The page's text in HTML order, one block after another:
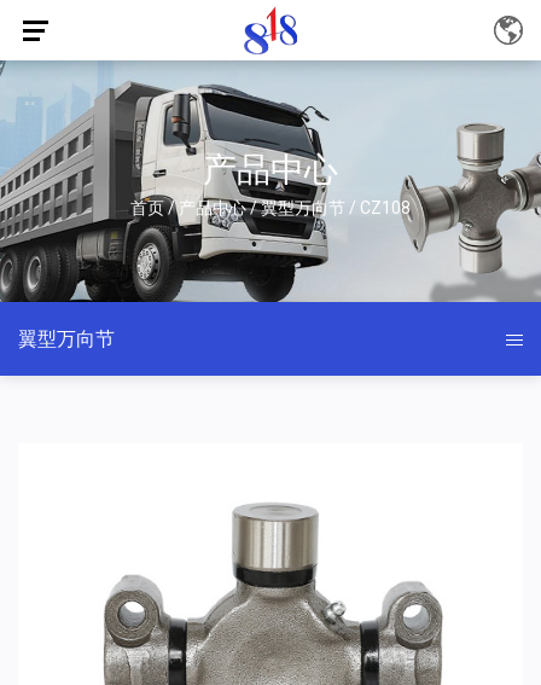
产品中心
首页/产品中心/翼型万向节 / CZ108
翼型万向节